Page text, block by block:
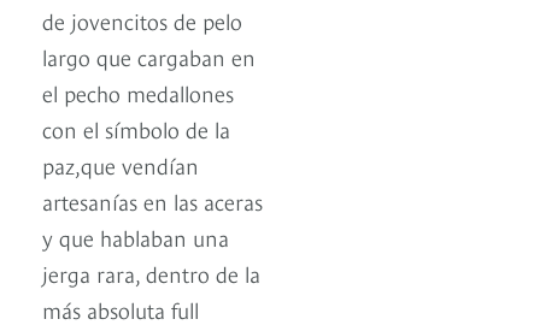
de jovencitos de pelo
largo que cargaban en
el pecho medallones
con el símbolo de la
paz,que vendían
artesanías en las aceras
y que hablaban una
jerga rara, dentro de la
más absoluta full